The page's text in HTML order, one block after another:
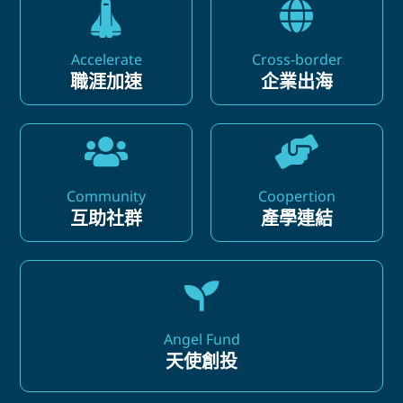
Accelerate
職涯加速
Cross-border
企業出海
Community
互助社群
Coopertion
產學連結
Angel Fund
天使創投